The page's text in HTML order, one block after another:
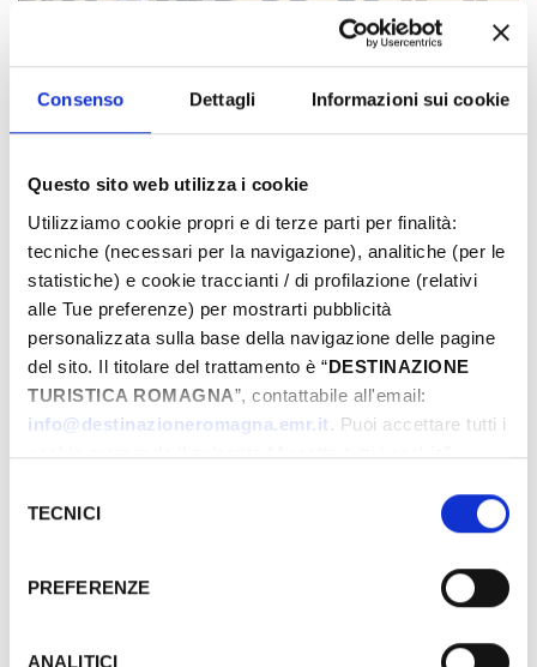
Consenso Dettagli Informazioni sui cookie
Questo sito web utilizza i cookie
Utilizziamo cookie propri e di terze parti per finalità:
tecniche (necessari per la navigazione), analitiche (per le
statistiche) e cookie traccianti / di profilazione (relativi
alle Tue preferenze) per mostrarti pubblicità
personalizzata sulla base della navigazione delle pagine
del sito. Il titolare del trattamento è “DESTINAZIONE
TURISTICA ROMAGNA”, contattabile all'email:
info@destinazioneromagna.emr.it. Puoi accettare tutti i
cookie premendo il pulsante “Accetta tutti i cookie”,
gestire le tue preferenze facendo clic su “Personalizza”.
Qualora acconsenti a tutti i cookie i Tuoi dati potranno
attualmente non fornisce garanzie idonee per il
l’implementazione di misure supplementari di sicurezza a
delTECNICI
PREFERENZE
ANALITICI